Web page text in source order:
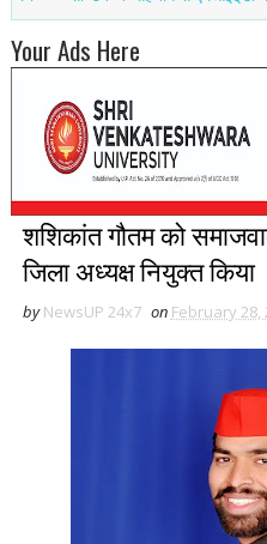
Your Ads Here
शशिकांत गौतम को
जिला अध्यक्ष नियुक्त किया
by NewsUP 24x7 on February 28,